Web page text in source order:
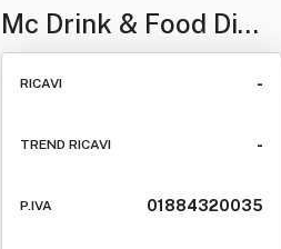
Mc Drink & Food Di
Massimo Cavenaghi
RICAVI -
TREND RICAVI -
P.IVA 01884320035